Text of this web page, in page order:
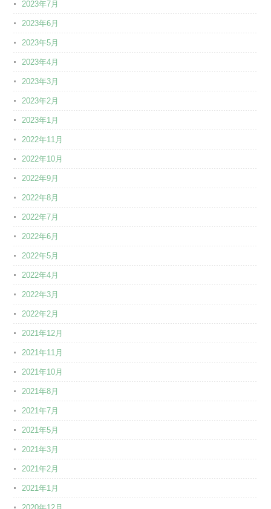
2023年7月
2023年6月
2023年5月
2023年4月
2023年3月
2023年2月
2023年1月
2022年11月
2022年10月
2022年9月
2022年8月
2022年7月
2022年6月
2022年5月
2022年4月
2022年3月
2022年2月
2021年12月
2021年11月
2021年10月
2021年8月
2021年7月
2021年5月
2021年3月
2021年2月
2021年1月